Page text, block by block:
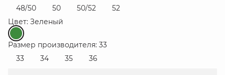
48/50
50 50/52
52
Цвет: Зеленый
Размер производителя: 33
33
34 35 36